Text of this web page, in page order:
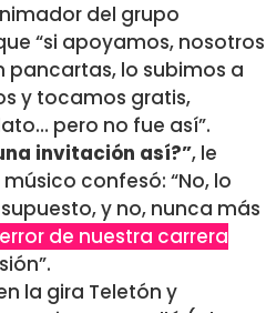
del grupo
“si apoyamos, nosotros
lo subimos a
y tocamos gratis,
pero no fue así”.
invitación así?”, le
confesó: “No, lo
y no, nunca más
de nuestra carrera
la gira Teletón y